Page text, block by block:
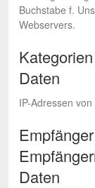
Buchstabe f.
Webservers.
Daten
IP-Adressen
Daten